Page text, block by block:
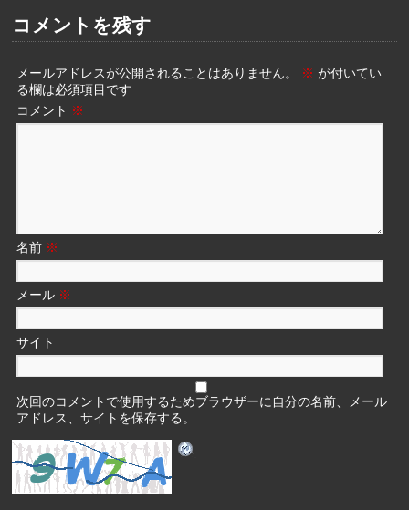
コメントを残す
メールアドレスが公開されることはありません。 ※ が付いてい
る欄は必須項目です
コメント ※
名前 ※
メール ※
サイト
次回のコメントで使用するためブラウザーに自分の名前、メール
アドレス、サイトを保存する。